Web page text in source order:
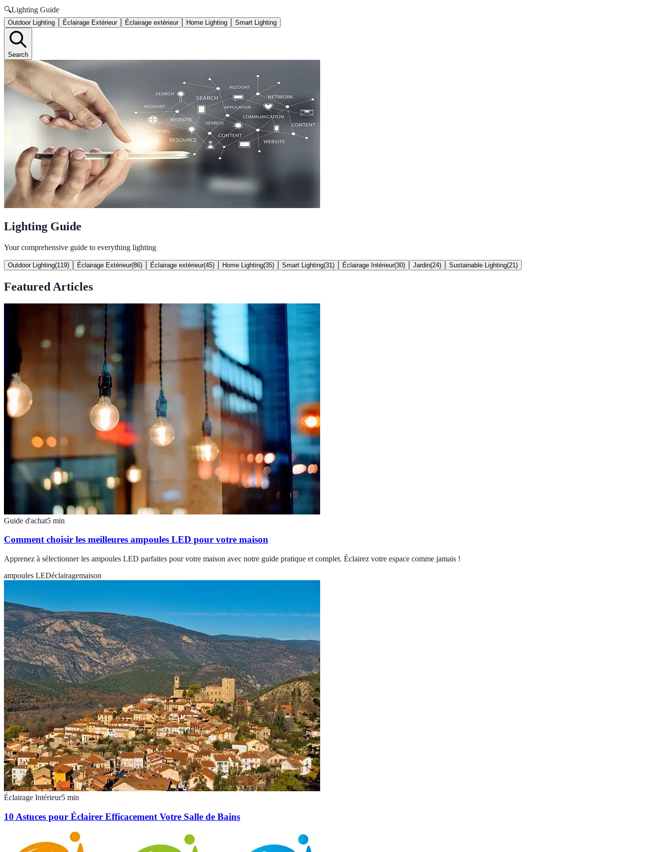
🔍Lighting Guide
Outdoor Lighting Éclairage Extérieur Éclairage extérieur Home Lighting Smart Lighting
Search
Lighting Guide
Your comprehensive guide to everything lighting
Outdoor Lighting(119) Éclairage Extérieur(86) Éclairage extérieur(45) Home Lighting(35) Smart Lighting(31 ) Éclairage Intérieur(30) Jardin(24) Sustainable Lighting(21 )
Featured Articles
Guide d'achat5 min
Comment choisir les meilleures ampoules LED pour votre maison
Apprenez à sélectionner les ampoules LED parfaites pour votre maison avec notre guide pratique et complet. Éclairez votre espace comme jamais !
ampoules LEDéclairagemaison
Éclairage Intérieur5 min
10 Astuces pour Éclairer Efficacement Votre Salle de Bains